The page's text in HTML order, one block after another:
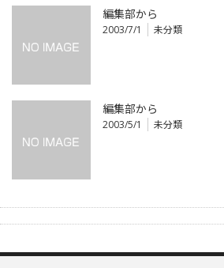
編集部から
2003/7/1 未分類
編集部から
2003/5/1 未分類